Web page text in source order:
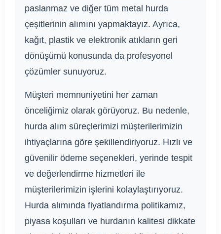
paslanmaz ve diğer tüm metal hurda
çeşitlerinin alımını yapmaktayız. Ayrıca,
kağıt, plastik ve elektronik atıkların geri
dönüşümü konusunda da profesyonel
çözümler sunuyoruz.
Müşteri memnuniyetini her zaman
önceliğimiz olarak görüyoruz. Bu nedenle,
hurda alım süreçlerimizi müşterilerimizin
ihtiyaçlarına göre şekillendiriyoruz. Hızlı ve
güvenilir ödeme seçenekleri, yerinde tespit
ve değerlendirme hizmetleri ile
müşterilerimizin işlerini kolaylaştırıyoruz.
Hurda alımında fiyatlandırma politikamız,
piyasa koşulları ve hurdanın kalitesi dikkate